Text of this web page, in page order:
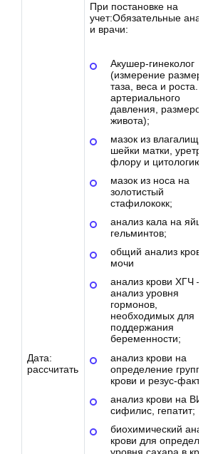
Дата:
рассчитать
При постановке на
учет:Обязательные
и врачи:
Акушер-гинеколог
(измерение размеров
таза, веса и роста.,
артериального
давления, размеров
живота);
мазок из влагалища,
шейки матки, уретры
флору и цитологию;
мазок из носа на
золотистый
стафилококк;
анализ кала на яйца
гельминтов;
общий анализ крови
мочи
анализ крови ХГЧ –
анализ уровня
гормонов,
необходимых для
поддержания
беременности;
анализ крови на
определение группы
крови и резус-
анализ крови на ВИЧ,
сифилис, гепатит;
биохимический
крови для
уровня сахара в